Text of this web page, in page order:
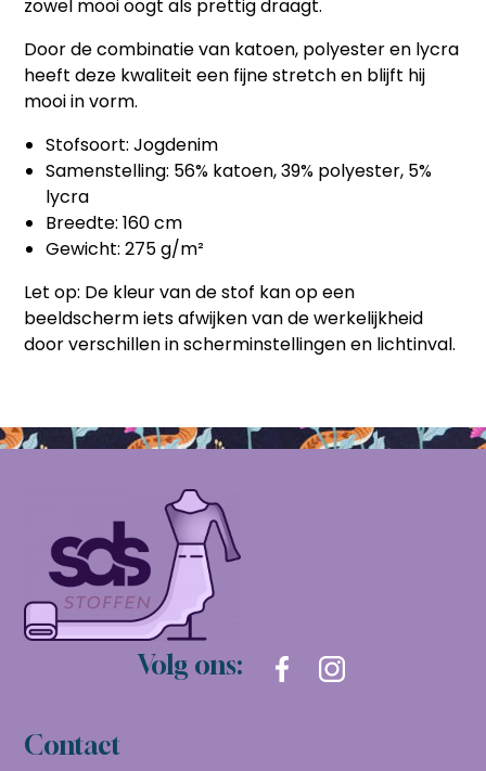
zowel mooi oogt als prettig draagt.
Door de combinatie van katoen, polyester en lycra
heeft deze kwaliteit een fijne stretch en blijft hij
mooi in vorm.
Stofsoort: Jogdenim
Samenstelling: 56% katoen, 39% polyester, 5%
lycra
Breedte: 160 cm
Gewicht: 275 g/m²
Let op: De kleur van de stof kan op een
beeldscherm iets afwijken van de werkelijkheid
door verschillen in scherminstellingen en lichtinval.
Volg ons:
Contact